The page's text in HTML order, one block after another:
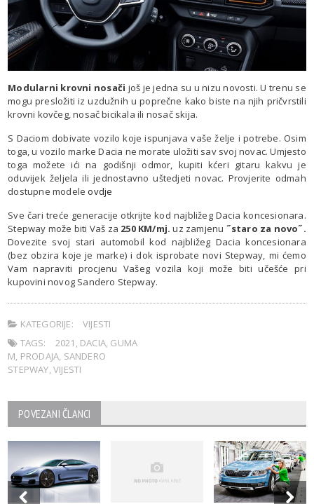
Modularni krovni nosači još je jedna su u nizu novosti. U trenu se
mogu presložiti iz uzdužnih u poprečne kako biste na njih pričvrstili
krovni kovčeg, nosač bicikala ili nosač skija.
S Daciom dobivate vozilo koje ispunjava vaše želje i potrebe. Osim
toga, u vozilo marke Dacia ne morate uložiti sav svoj novac. Umjesto
toga možete ići na godišnji odmor, kupiti kćeri gitaru kakvu je
oduvijek željela ili jednostavno uštedjeti novac. Provjerite odmah
dostupne modeleovdje
Sve čari treće generacije otkrijte kod najbližeg Dacia koncesionara.
Stepway može biti Vaš za 250 KM/mj.uz zamjenu ˝staro za novo˝.
Dovezite svoj stari automobil kod najbližeg Dacia koncesionara
(bez obzira koje je marke) i dok isprobate novi Stepway, mi ćemo
Vam napraviti procjenu Vašeg vozila koji može biti učešće pri
kupovini novog Sandero Stepway.
KATEGORIJE:
VIJESTI
TAGS:
2021 , DACIA, GUMA
M, PRODAJA, SANDERO
STEPWAY,VIJESTI
POVEZANI ČLANCI